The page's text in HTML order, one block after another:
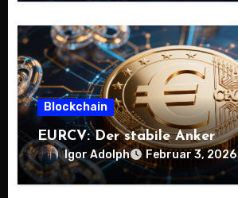
Blockchain
EURCV: Der stabile Anker
Igor Adolph Februar 3, 2026